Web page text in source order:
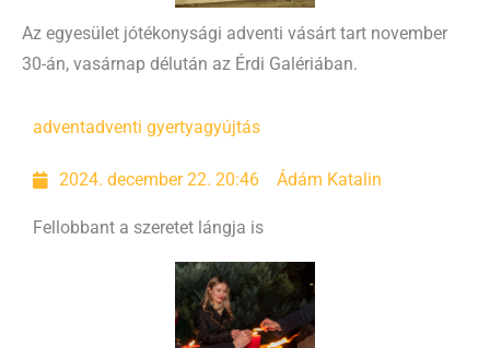
Az egyesület jótékonysági adventi vásárt tart november
30-án, vasárnap délután az Érdi Galériában.
adventadventi gyertyagyújtás
2024. december 22. 20:46 Ádám Katalin
Fellobbant a szeretet lángja is